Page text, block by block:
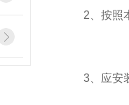
2、按照本
3、应安装